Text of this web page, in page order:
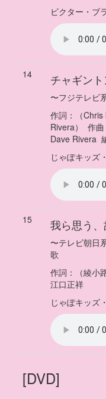
ビクター・ブ
14 チャギン
〜フジテレビ
作詞：
（
Rivera） 作曲
Dave Rivera
じゃぽキッズ
15 我ら思う
〜テレビ朝日
歌
作詞：
（綾小
江口正祥
じゃぽキッズ
[DVD]